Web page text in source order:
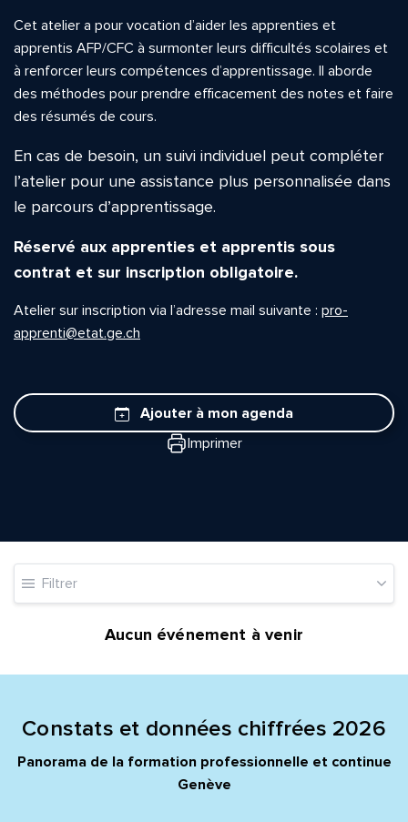
Cet atelier a pour vocation d’aider les apprenties et
apprentis AFP/CFC à surmonter leurs difficultés scolaires et
à renforcer leurs compétences d’apprentissage. Il aborde
des méthodes pour prendre efficacement des notes et faire
des résumés de cours.
En cas de besoin, un suivi individuel peut compléter
l’atelier pour une assistance plus personnalisée dans
le parcours d’apprentissage.
Réservé aux apprenties et apprentis sous
contrat et sur inscription obligatoire.
Atelier sur inscription via l’adresse mail suivante : pro-
apprenti@etat.ge.ch
Ajouter à mon agenda
Imprimer
Filtrer
Aucun événement à venir
Constats et données chiffrées 2026
Panorama de la formation professionnelle et continue
Genève
Prénom et nom*
Adresse e-mail*
Quelle est la pertinence de cette page?